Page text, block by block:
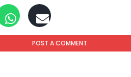
POST A COMMENT